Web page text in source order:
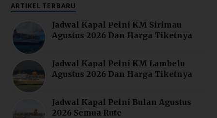
ARTIKEL TERBARU
Jadwal Kapal Pelni KM Sirimau
Agustus 2026 Dan Harga Tiketnya
Jadwal Kapal Pelni KM Lambelu
Agustus 2026 Dan Harga Tiketnya
Jadwal Kapal Pelni Bulan Agustus
2026 Semua Rute